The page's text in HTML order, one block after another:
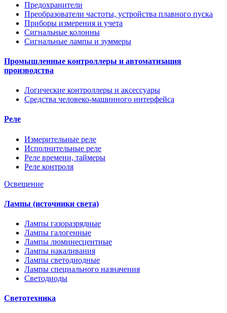
Предохранители
Преобразователи частоты, устройства плавного пуска
Приборы измерения и учета
Сигнальные колонны
Сигнальные лампы и зуммеры
Промышленные контроллеры и автоматизация
производства
Логические контроллеры и аксессуары
Средства человеко-машинного интерфейса
Реле
Измерительные реле
Исполнительные реле
Реле времени, таймеры
Реле контроля
Освещение
Лампы (источники света)
Лампы газоразрядные
Лампы галогенные
Лампы люминесцентные
Лампы накаливания
Лампы светодиодные
Лампы специального назначения
Светодиоды
Светотехника